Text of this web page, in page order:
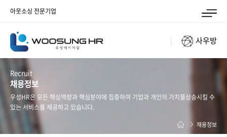
아웃소싱 전문기업
사우방
Recruit
채용정보
우성HR은 모든 핵심역량과 핵심분야에 집중하여 기업과 개인의 가치를상승시킬 수
있는 서비스를 제공하고 있습니다.
채용정보